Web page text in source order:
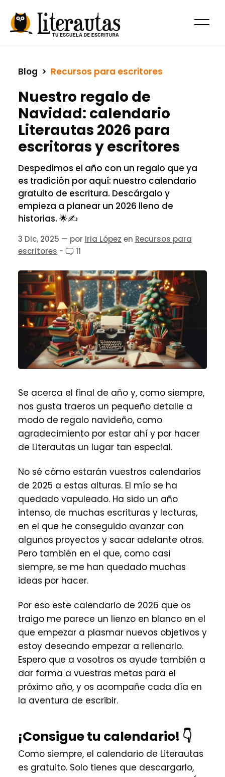
Blog
  >
Recursos para escritores
Nuestro regalo de
Navidad: calendario
Literautas 2026 para
escritoras y escritores
Despedimos el año con un regalo que ya
es tradición por aquí: nuestro calendario
gratuito de escritura. Descárgalo y
empieza a planear un 2026 lleno de
historias. 🌟✍️
3 Dic, 2025 — por Iria López en Recursos para
escritores - 11
Se acerca el final de año y, como siempre,
nos gusta traeros un pequeño detalle a
modo de regalo navideño, como
agradecimiento por estar ahí y por hacer
de Literautas un lugar tan especial.
No sé cómo estarán vuestros calendarios
de 2025 a estas alturas. El mío se ha
quedado vapuleado. Ha sido un año
intenso, de muchas escrituras y lecturas,
en el que he conseguido avanzar con
algunos proyectos y sacar adelante otros.
Pero también en el que, como casi
siempre, se me han quedado muchas
ideas por hacer.
Por eso este calendario de 2026 que os
traigo me parece un lienzo en blanco en el
que empezar a plasmar nuevos objetivos y
estoy deseando empezar a rellenarlo.
Espero que a vosotros os ayude también a
dar forma a vuestras metas para el
próximo año, y os acompañe cada día en
la aventura de escribir.
¡Consigue tu calendario! 👇
Como siempre, el calendario de Literautas
es gratuito. Solo tienes que descargarlo,